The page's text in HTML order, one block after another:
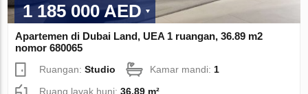
1 185 000 AED
Apartemen di Dubai Land, UEA 1 ruangan, 36.89 m2
nomor 680065
Ruangan:Studio Kamar mandi: 1
Ruang layak huni:36.89 m²